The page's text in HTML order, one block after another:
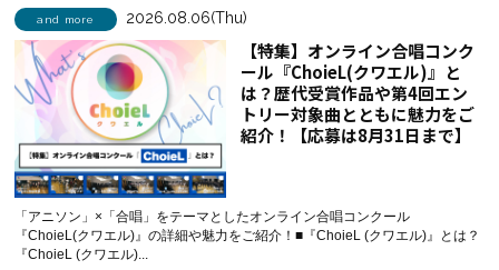
and more 2026.08.06(Thu)
【特集】オンライン合唱コンク
ール『ChoieL(クワエル)』と
は？歴代受賞作品や第4回エン
トリー対象曲とともに魅力をご
紹介！【応募は8月31日まで】
「アニソン」×「合唱」をテーマとしたオンライン合唱コンクール
『ChoieL(クワエル)』の詳細や魅力をご紹介！■『ChoieL (クワエル)』とは？
『ChoieL (クワエル)...